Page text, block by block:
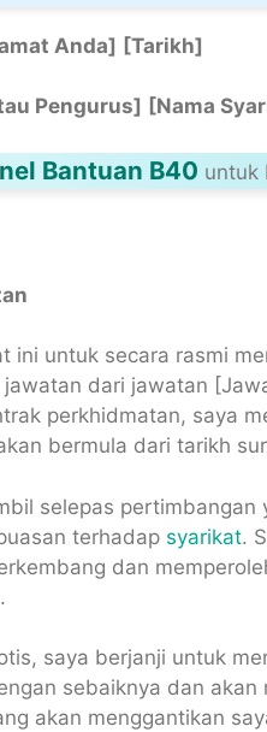
Anda] [Tarikh]
Pengurus] [Nama
Bantuan B40 untuk
ini untuk secara rasmi
dari jawatan
perkhidmatan, saya
bermula dari tarikh
selepas
terhadap syarikat.
dan
saya berjanji untuk
sebaiknya dan
akan menggantikan